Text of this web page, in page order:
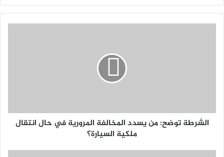
الشرطة توضح: من يسدد المخالفة المرورية في حال انتقال
ملكية السيارة؟